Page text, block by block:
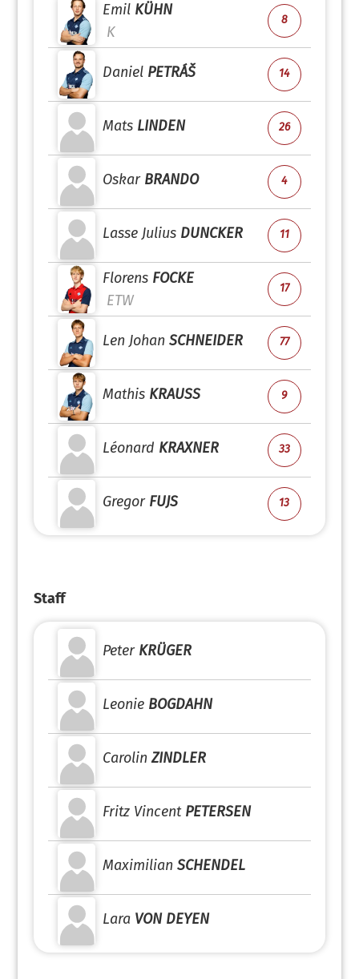
Emil KÜHN
K
8
Daniel PETRÁŠ 14
Mats LINDEN 26
Oskar BRANDO 4
Lasse Julius DUNCKER 11
Florens FOCKE
ETW
17
Len Johan SCHNEIDER 77
Mathis KRAUSS 9
Léonard KRAXNER 33
Gregor FUJS 13
Staff
Peter KRÜGER
Leonie BOGDAHN
Carolin ZINDLER
Fritz Vincent PETERSEN
Maximilian SCHENDEL
Lara VON DEYEN